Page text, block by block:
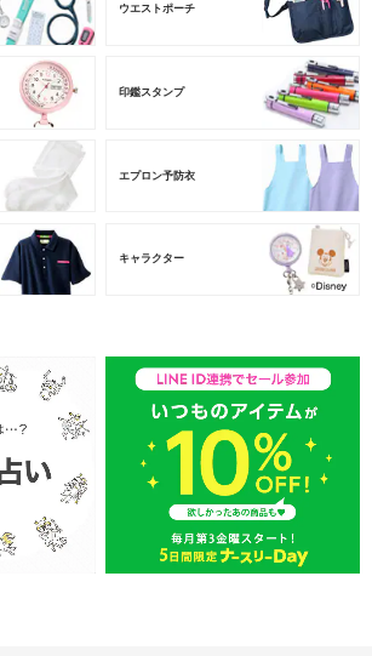
ウエストポーチ
印鑑スタンプ
エプロン予防衣
キャラクター